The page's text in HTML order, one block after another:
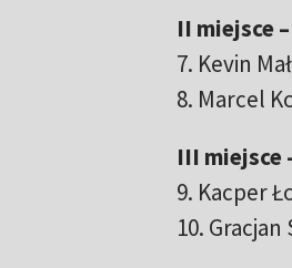
II miejsce
7. Kevin
8. Marcel
III miejsce
9. Kacper
10.